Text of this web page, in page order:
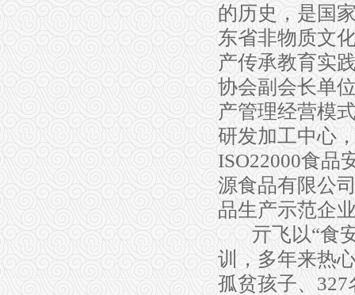
的历史，是国
东省非物质文
产传承教育实
协会副会长单
产管理经营模
研发加工中心
ISO22000食品
源食品有限公
品生产示范企
亓飞以“食
训，多年来热
孤贫孩子、 327